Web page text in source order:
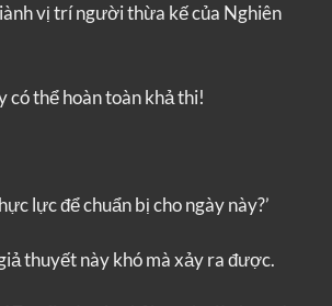
vị trí người thừa kế của Nghiên
có thể hoàn toàn khả thi!
lực để chuẩn bị cho ngày này?’
thuyết này khó mà xảy ra được.